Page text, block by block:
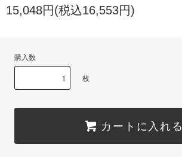
15,048円(税込16,553円)
購入数
枚
カートに入れる